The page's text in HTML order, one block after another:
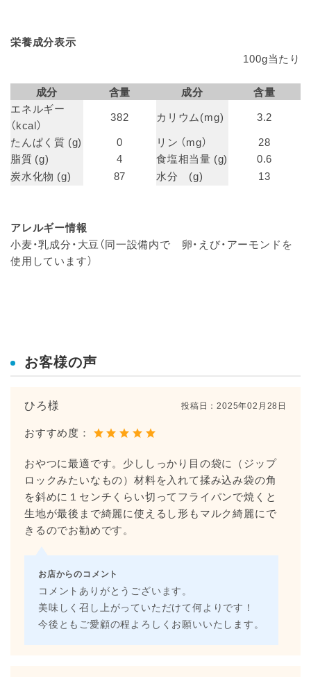
栄養成分表示
100g当たり
成分 含量 成分
含量
エネルギー
（kcal）
382 カリウム(mg)
3.2
たんぱく質 (g)
0 リン （mg）
28
脂質 (g)
4 食塩相当量 (g)
0.6
炭水化物 (g)
87 水分 (g) 13
アレルギー情報
小麦・乳成分・大豆（同一設備内で 卵・えび・アーモンドを
使用しています）
お客様の声
ひろ様 投稿日：2025年02月28日
おすすめ度：
おやつに最適です。少ししっかり目の袋に（ジップ
ロックみたいなもの）材料を入れて揉み込み袋の角
を斜めに１センチくらい切ってフライパンで焼くと
生地が最後まで綺麗に使えるし形もマルク綺麗にで
きるのでお勧めです。
お店からのコメント
コメントありがとうございます。
美味しく召し上がっていただけて何よりです！
今後ともご愛顧の程よろしくお願いいたします。